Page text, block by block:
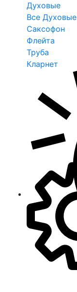
Духовые
Все Духовые
Саксофон
Флейта
Труба
Кларнет